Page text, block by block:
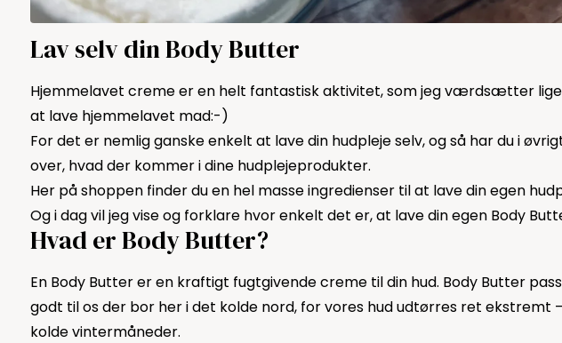
Lav selv din Body Butter
Hjemmelavet creme er en helt fantastisk aktivitet, som jeg værdsætter
at lave hjemmelavet mad:-)
For det er nemlig ganske enkelt at lave din hudpleje selv, og så har du i
over, hvad der kommer i dine hudplejeprodukter.
Her på shoppen finder du en hel masse ingredienser til at lave din egen
Og i dag vil jeg vise og forklare hvor enkelt det er, at lave din egen Body
Hvad er Body Butter?
En Body Butter er en kraftigt fugtgivende creme til din hud. Body Butter
godt til os der bor her i det kolde nord, for vores hud udtørres ret ekstremt
kolde vintermåneder.